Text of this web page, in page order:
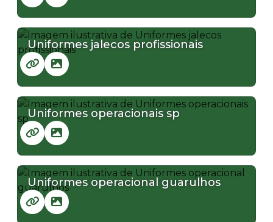
Uniformes jalecos profissionais
Uniformes operacionais sp
Uniformes operacional guarulhos